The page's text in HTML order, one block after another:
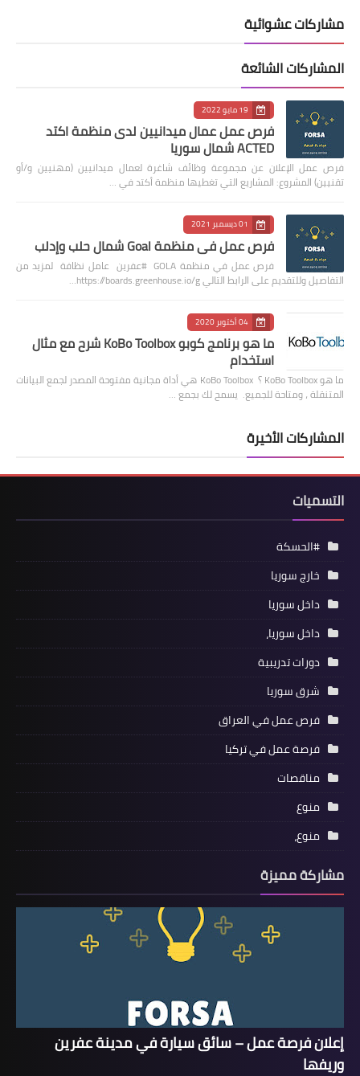
مشاركات عشوائية
المشاركات الشائعة
19 مايو 2022
فرص عمل عمال ميدانيين لدى منظمة اكتد
ACTED شمال سوريا
فرص عمل الإعلان عن مجموعة وظائف شاغرة لعمال ميدانيين (مهنيين و/أو
تقنيين) المشروع: المشاريع التي تغطيها منظمة أكتد في …
01 ديسمبر 2021
فرص عمل في منظمة Goal شمال حلب وإدلب
فرص عمل في منظمة GOLA #عفرين عامل نظافة لمزيد من
التفاصيل وللتقديم على الرابط التالي https://boards.greenhouse.io/g…
04 أكتوبر 2020
ما هو برنامج كوبو KoBo Toolbox شرح مع مثال
استخدام
ما هو KoBo Toolbox ؟ KoBo Toolbox هي أداة مجانية مفتوحة المصدر لجمع البيانات
المتنقلة ، ومتاحة للجميع. يسمح لك بجمع …
المشاركات الأخيرة
التسميات
#الحسكة
خارج سوريا
داخل سوريا
داخل سوريا،
دورات تدريبية
شرق سوريا
فرص عمل في العراق
فرصة عمل في تركيا
مناقصات
منوع
منوع،
مشاركة مميزة
إعلان فرصة عمل – سائق سيارة في مدينة عفرين
وريفها